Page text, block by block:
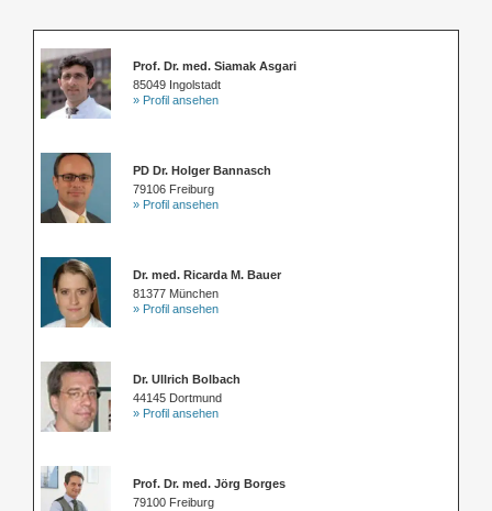
Prof. Dr. med. Siamak Asgari
85049 Ingolstadt
» Profil ansehen
PD Dr. Holger Bannasch
79106 Freiburg
» Profil ansehen
Dr. med. Ricarda M. Bauer
81377 München
» Profil ansehen
Dr. Ullrich Bolbach
44145 Dortmund
» Profil ansehen
Prof. Dr. med. Jörg Borges
79100 Freiburg